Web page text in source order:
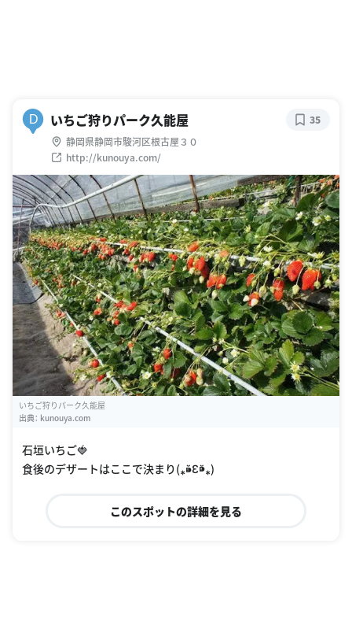
D いちご狩りパーク久能屋
静岡県静岡市駿河区根古屋３０
http://kunouya.com/
35
いちご狩りパーク久能屋
出典： kunouya.com
石垣いちご🍓
食後のデザートはここで決まり(⁎⁍̴̆Ɛ⁍̴̆⁎)
このスポットの詳細を見る